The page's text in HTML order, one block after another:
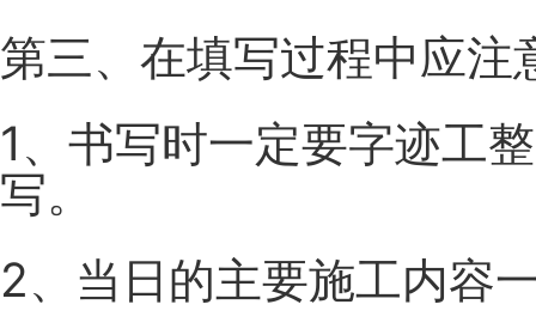
第三、在填写过程中应注
1、书写时一定要字迹工
写。
2、当日的主要施工内容